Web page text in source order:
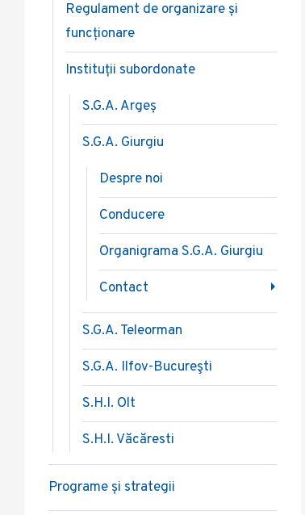
Regulament de organizare și
funcționare
Instituții subordonate
S.G.A. Argeș
S.G.A. Giurgiu
Despre noi
Conducere
Organigrama S.G.A. Giurgiu
Contact
S.G.A. Teleorman
S.G.A. Ilfov-Bucureşti
S.H.I. Olt
S.H.I. Văcăresti
Programe și strategii